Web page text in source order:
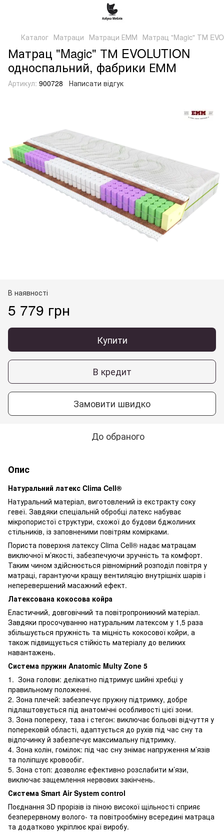
Каталог Матраци Матраци ЕММ Матрац "Magic" ТМ
Матрац "Magic" ТМ EVOLUTION
односпальний, фабрики ЕММ
Артикул: 900728 Написати відгук
В наявності
5 779 грн
Купити
В кредит
Замовити швидко
До обраного
Опис
Натуральний латекс Clima Cell®
Натуральний матеріал, виготовлений із екстракту соку
гевеї. Завдяки спеціальній обробці латекс набуває
мікропористої структури, схожої до будови бджолиних
стільників, із заповненими повітрям комірками.
Пориста поверхня латексу Clima Cell® надає матрацам
виключної м’якості, забезпечуючи зручність та комфорт.
Таким чином здійснюється рівномірний розподіл повітря у
матраці, гарантуючи кращу вентиляцію внутрішніх шарів і
неперевершений масажний ефект.
Латексована кокосова койра
Еластичний, довговічний та повітропроникний матеріал.
Завдяки просочуванню натуральним латексом у 1,5 раза
збільшується пружність та міцність кокосової койри, а
також підвищується стійкість матеріалу до великих
навантажень.
Система пружин Anatomic Multy Zone 5
1. Зона голови: делікатно підтримує шийні хребці у
правильному положенні.
2. Зона плечей: забезпечує пружну підтримку, добре
підлаштовується під анатомічні особливості цієї зони.
3. Зона попереку, таза і стегон: виключає больові відчуття у
поперековій області, адаптується до рухів під час сну та
відпочинку й забезпечує максимальну підтримку.
4. Зона колін, гомілок: під час сну знімає напруження м’язів
та поліпшує кровообіг.
5. Зона стоп: дозволяє ефективно розслабити м’язи,
виключає защемлення нервових закінчень.
Система Smart Air System control
Поєднання 3D прорізів із піною високої щільності сприяє
безперервному волого- та повітрообміну всередині матраца
та додатково укріплює краї виробу.